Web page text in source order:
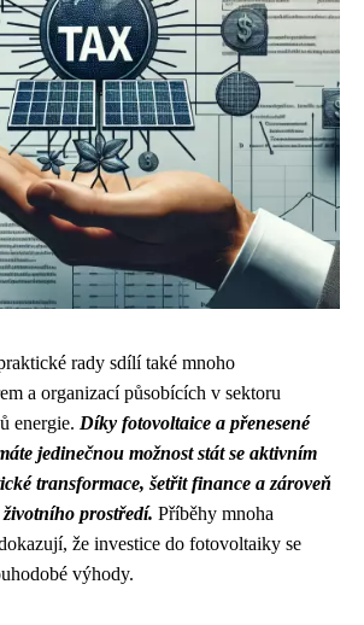
rady sdílí také mnoho
a organizací působících v sektoru
energie. Díky fotovoltaice a přenesené
jedinečnou možnost stát se aktivním
transformace, šetřit finance a zároveň
prostředí. Příběhy mnoha
že investice do fotovoltaiky se
výhody.